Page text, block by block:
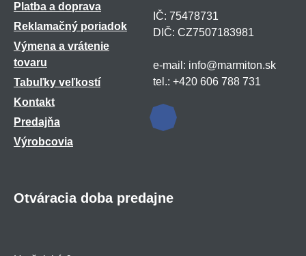
Platba a doprava
Reklamačný poriadok
Výmena a vrátenie
tovaru
Tabuľky veľkostí
Kontakt
Predajňa
Výrobcovia
IČ: 75478731
DIČ: CZ7507183981
e-mail: info@marmiton.sk
tel.: +420 606 788 731
Otváracia doba predajne